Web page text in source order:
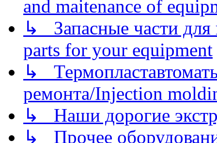
and maitenance of
↳ Запасные части для
parts for your equipment
↳
ремонта/Injection
↳ Наши дорогие
↳ Прочее